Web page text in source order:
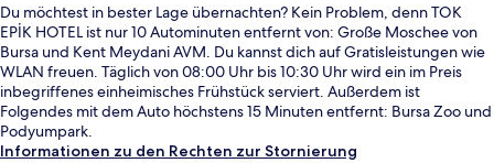
Du möchtest in bester Lage übernachten? Kein Problem, denn TOK
EPİK HOTEL ist nur 10 Autominuten entfernt von: Große Moschee von
Bursa und Kent Meydani AVM. Du kannst dich auf Gratisleistungen wie
WLAN freuen. Täglich von 08:00 Uhr bis 10:30 Uhr wird ein im Preis
inbegriffenes einheimisches Frühstück serviert. Außerdem ist
Folgendes mit dem Auto höchstens 15 Minuten entfernt: Bursa Zoo und
Podyumpark.
Informationen zu den Rechten zur Stornierung